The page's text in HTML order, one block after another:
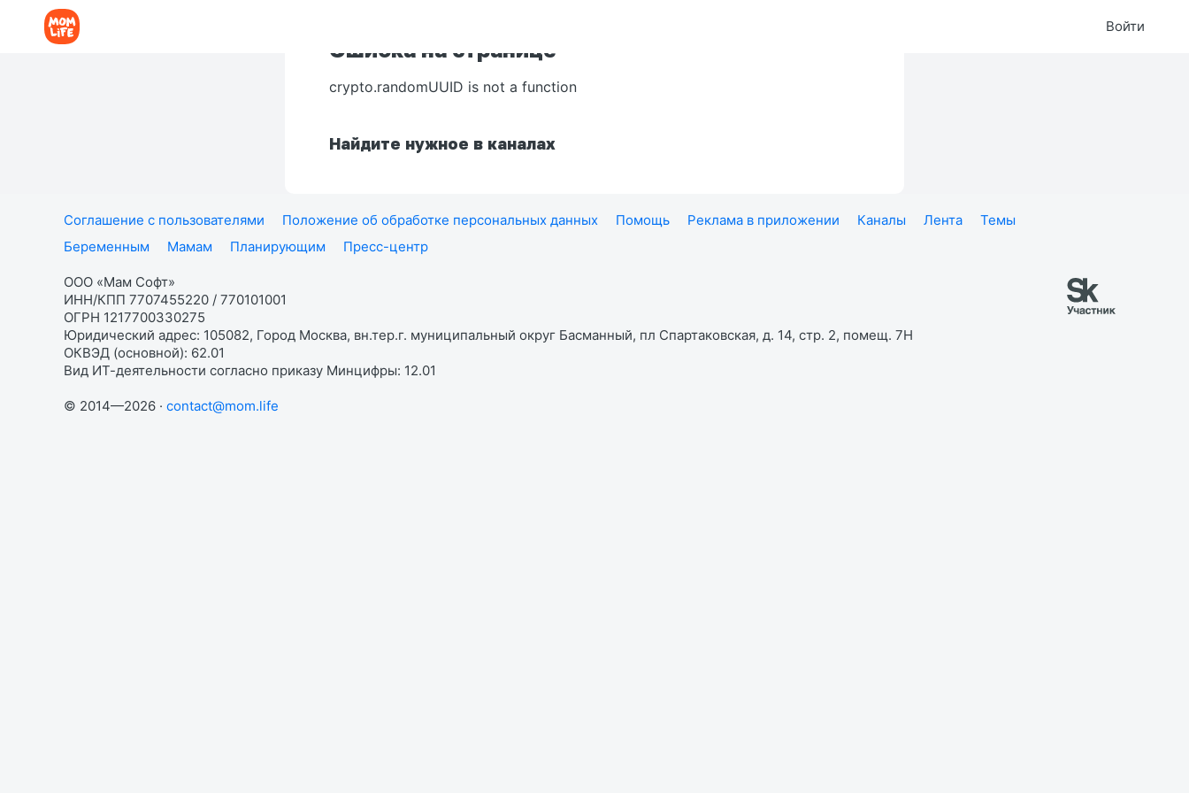
Войти
Ошибка на странице
crypto.randomUUID is not a function
Найдите нужное в каналах
Соглашение с пользователями Положение об обработке персональных данных Помощь Реклама в приложении Каналы Лента
Темы
Беременным
Мамам Планирующим Пресс-центр
ООО «Мам Софт»
ИНН/КПП 7707455220 / 770101001
ОГРН 1217700330275
Юридический адрес: 105082, Город Москва, вн.тер.г. муниципальный округ Басманный, пл Спартаковская, д. 14, стр. 2, помещ. 7Н
ОКВЭД (основной): 62.01
Вид ИТ-деятельности согласно приказу Минцифры: 12.01
© 2014—2026 · contact@mom.life